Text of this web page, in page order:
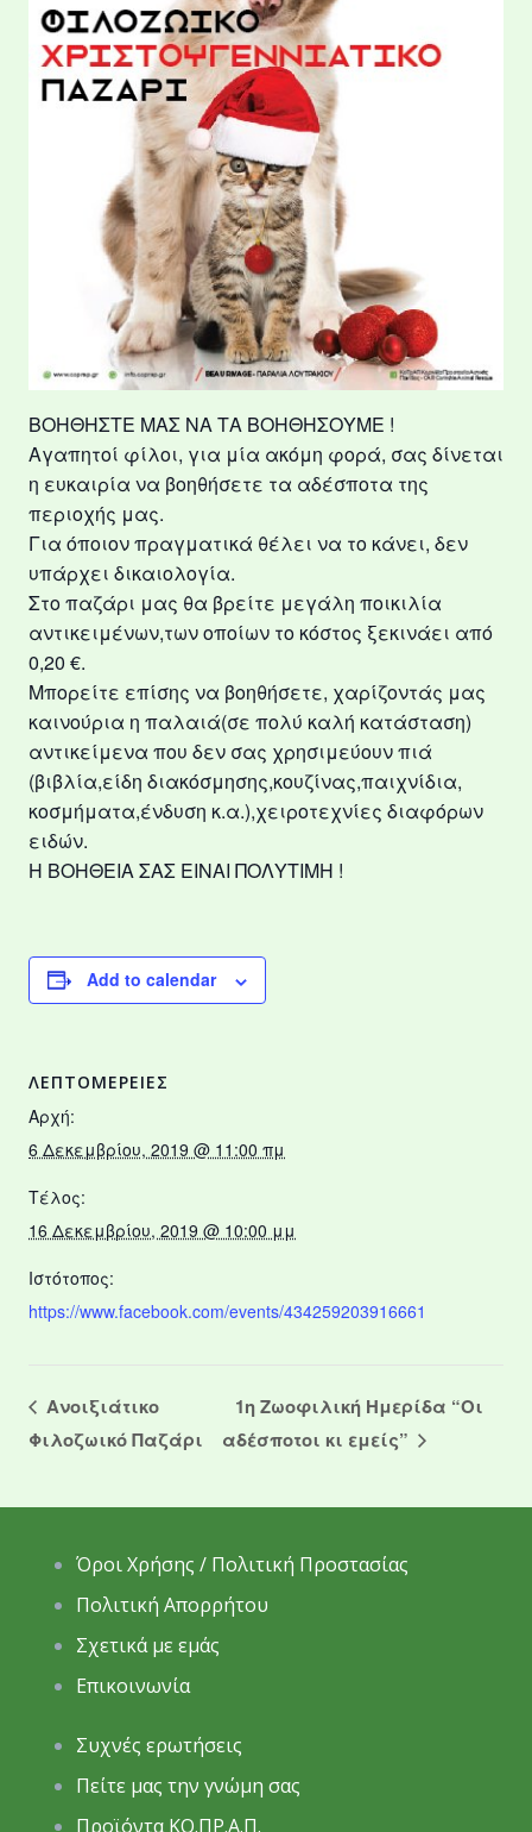
ΒΟΗΘΗΣΤΕ ΜΑΣ ΝΑ ΤΑ ΒΟΗΘΗΣΟΥΜΕ !
Αγαπητοί φίλοι, για μία ακόμη φορά, σας δίνεται
η ευκαιρία να βοηθήσετε τα αδέσποτα της
περιοχής μας.
Για όποιον πραγματικά θέλει να το κάνει, δεν
υπάρχει δικαιολογία.
Στο παζάρι μας θα βρείτε μεγάλη ποικιλία
αντικειμένων,των οποίων το κόστος ξεκινάει από
0,20 €.
Μπορείτε επίσης να βοηθήσετε, χαρίζοντάς μας
καινούρια η παλαιά(σε πολύ καλή κατάσταση)
αντικείμενα που δεν σας χρησιμεύουν πιά
(βιβλία,είδη διακόσμησης,κουζίνας,παιχνίδια,
κοσμήματα,ένδυση κ.α.),χειροτεχνίες διαφόρων
ειδών.
Η ΒΟΗΘΕΙΑ ΣΑΣ ΕΙΝΑΙ ΠΟΛΥΤΙΜΗ !
Add to calendar
ΛΕΠΤΟΜΈΡΕΙΕΣ
Αρχή:
6 Δεκεμβρίου, 2019 @ 11:00 πμ
Τέλος:
16 Δεκεμβρίου, 2019 @ 10:00 μμ
Ιστότοπος:
https://www.facebook.com/events/434259203916661
Ανοιξιάτικο
Φιλοζωικό Παζάρι
1η Ζωοφιλική Ημερίδα “Οι
αδέσποτοι κι εμείς”
Όροι Χρήσης / Πολιτική Προστασίας
Πολιτική Απορρήτου
Σχετικά με εμάς
Επικοινωνία
Συχνές ερωτήσεις
Πείτε μας την γνώμη σας
Προϊόντα ΚΟ.ΠΡ.Α.Π.